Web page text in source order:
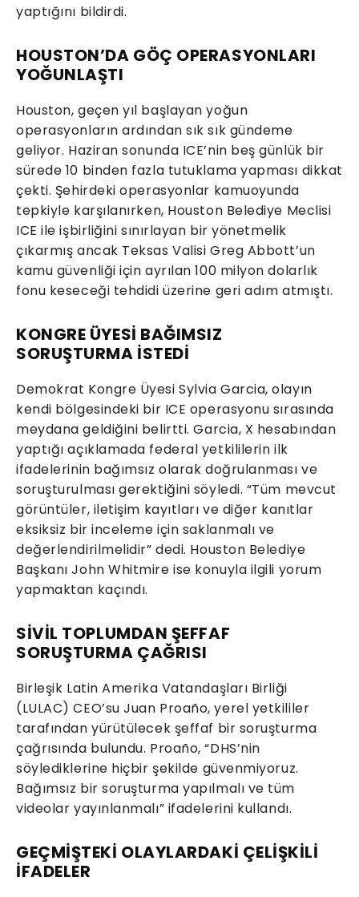
yaptığını bildirdi.
HOUSTON’DA GÖÇ OPERASYONLARI
YOĞUNLAŞTI
Houston, geçen yıl başlayan yoğun
operasyonların ardından sık sık gündeme
geliyor. Haziran sonunda ICE’nin beş günlük bir
sürede 10 binden fazla tutuklama yapması dikkat
çekti. Şehirdeki operasyonlar kamuoyunda
tepkiyle karşılanırken, Houston Belediye Meclisi
ICE ile işbirliğini sınırlayan bir yönetmelik
çıkarmış ancak Teksas Valisi Greg Abbott’un
kamu güvenliği için ayrılan 100 milyon dolarlık
fonu keseceği tehdidi üzerine geri adım atmıştı.
KONGRE ÜYESİ BAĞIMSIZ
SORUŞTURMA İSTEDİ
Demokrat Kongre Üyesi Sylvia Garcia, olayın
kendi bölgesindeki bir ICE operasyonu sırasında
meydana geldiğini belirtti. Garcia, X hesabından
yaptığı açıklamada federal yetkililerin ilk
ifadelerinin bağımsız olarak doğrulanması ve
soruşturulması gerektiğini söyledi. “Tüm mevcut
görüntüler, iletişim kayıtları ve diğer kanıtlar
eksiksiz bir inceleme için saklanmalı ve
değerlendirilmelidir” dedi. Houston Belediye
Başkanı John Whitmire ise konuyla ilgili yorum
yapmaktan kaçındı.
SİVİL TOPLUMDAN ŞEFFAF
SORUŞTURMA ÇAĞRISI
Birleşik Latin Amerika Vatandaşları Birliği
(LULAC) CEO’su Juan Proaño, yerel yetkililer
tarafından yürütülecek şeffaf bir soruşturma
çağrısında bulundu. Proaño, “DHS’nin
söylediklerine hiçbir şekilde güvenmiyoruz.
Bağımsız bir soruşturma yapılmalı ve tüm
videolar yayınlanmalı” ifadelerini kullandı.
GEÇMİŞTEKİ OLAYLARDAKİ ÇELİŞKİLİ
İFADELER